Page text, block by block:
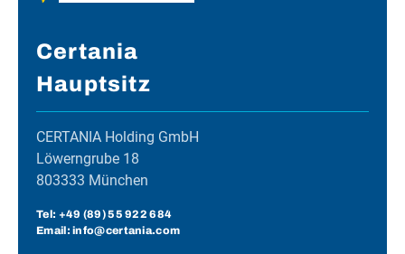
Certania
Hauptsitz
CERTANIA Holding GmbH
Löwerngrube 18
803333 München
Tel: +49 (89) 55 922 684
Email: info@certania.com